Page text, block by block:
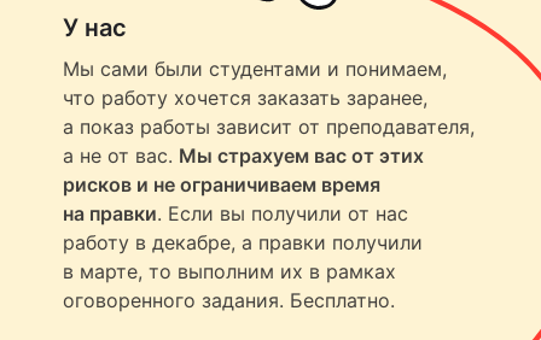
У нас
Мы сами были студентами и понимаем,
что работу хочется заказать заранее,
а показ работы зависит от преподавателя,
а не от вас. Мы страхуем вас от этих
рисков и не ограничиваем время
на правки. Если вы получили от нас
работу в декабре, а правки получили
в марте, то выполним их в рамках
оговоренного задания. Бесплатно.